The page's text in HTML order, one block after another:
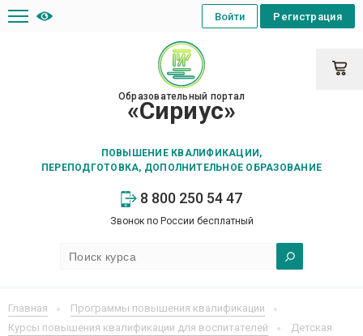
Образовательный портал
«Сириус»
ПОВЫШЕНИЕ КВАЛИФИКАЦИИ,
ПЕРЕПОДГОТОВКА, ДОПОЛНИТЕЛЬНОЕ ОБРАЗОВАНИЕ
8 800 250 54 47
Звонок по России бесплатный
Регистрация
Войти
Главная
Программы повышения квалификации
Курсы повышения квалификации для воспитателей
Детская